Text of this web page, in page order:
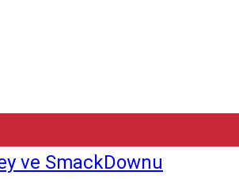
ve SmackDownu